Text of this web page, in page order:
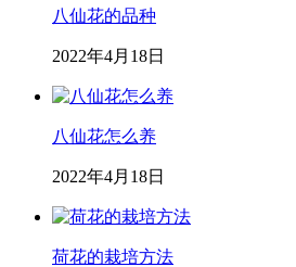
八仙花的品种
2022年4月18日
八仙花怎么养
2022年4月18日
荷花的栽培方法